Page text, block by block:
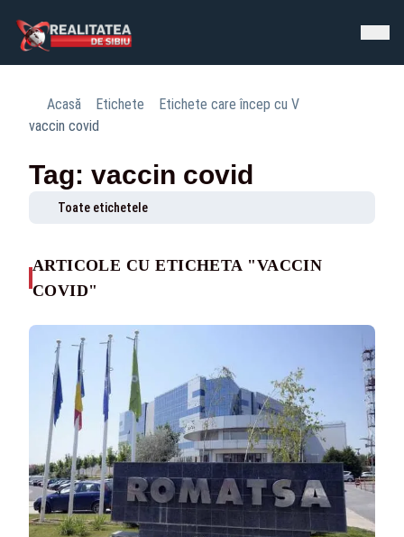
Acasă Etichete
Etichete care încep cu V
vaccin covid
Tag: vaccin covid
Toate etichetele
ARTICOLE CU ETICHETA "VACCIN
COVID"